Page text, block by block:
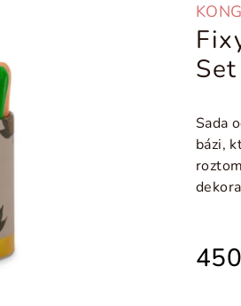
Sada
bázi,